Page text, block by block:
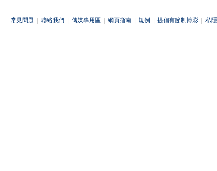
常見問題 聯絡我們 傳媒專用區 網頁指南 規例 提倡有節制博彩 私